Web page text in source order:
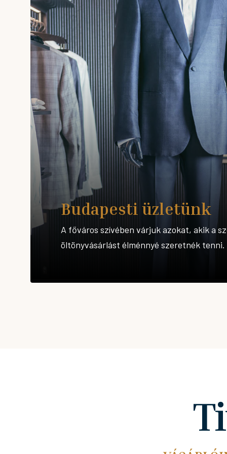
Budapesti üzletünk
A főváros szívében várjuk azokat, akik a
öltönyvásárlást élménnyé szeretnék tenni.